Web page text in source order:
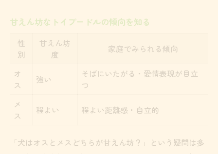
トイプードルの魅力を最大限引き出す方法
オスメスごとのしつけポイントまとめ
初心者でも安心なトイプードル選びのコツ
甘えん坊なトイプードルの傾向を知る
性
別
甘えん坊
度
家庭でみられる傾向
オ
ス
強い
そばにいたがる・愛情表現が目立
つ
メ
ス
程よい 程よい距離感・自立的
「犬はオスとメスどちらが甘えん坊？」という疑問は多